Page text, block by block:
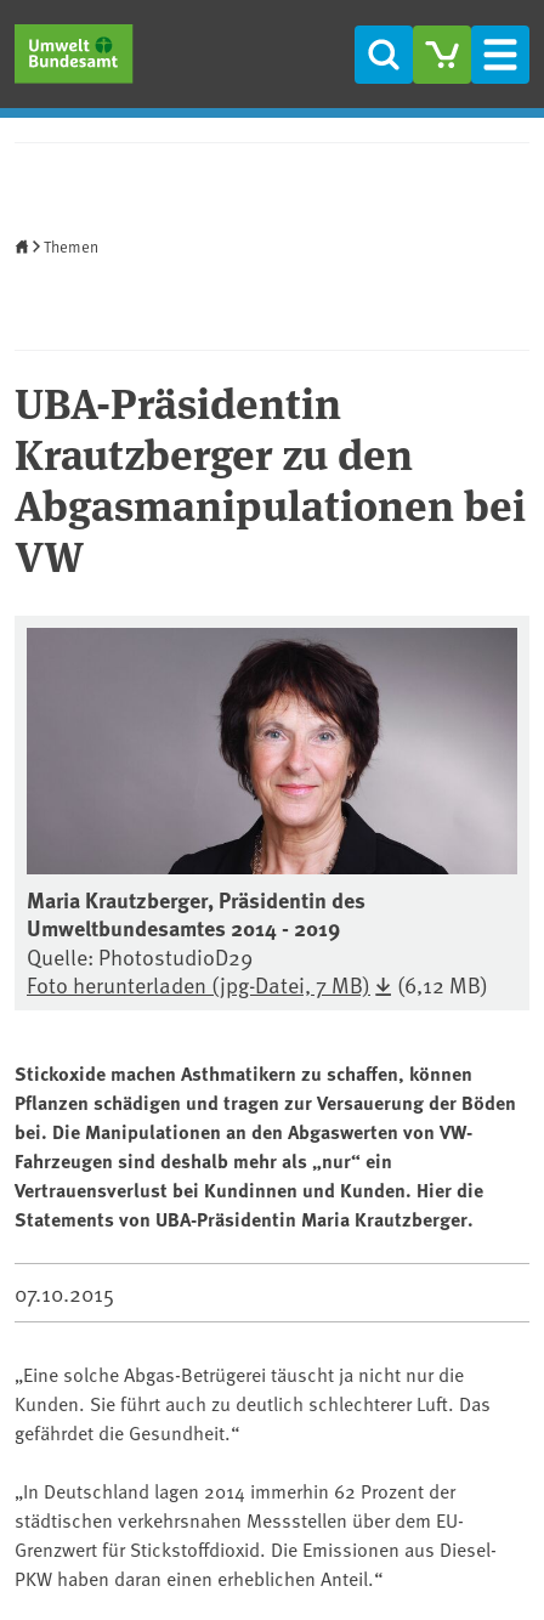
Suche
Themen
UBA-Präsidentin
Krautzberger zu den
Abgasmanipulationen bei
VW
Maria Krautzberger, Präsidentin des
Umweltbundesamtes 2014 - 2019
Quelle: PhotostudioD29
Foto herunterladen (jpg-Datei, 7 MB)
(6,12 MB)
Stickoxide machen Asthmatikern zu schaffen, können
Pflanzen schädigen und tragen zur Versauerung der Böden
bei. Die Manipulationen an den Abgaswerten von VW-
Fahrzeugen sind deshalb mehr als „nur“ ein
Vertrauensverlust bei Kundinnen und Kunden. Hier die
Statements von UBA-Präsidentin Maria Krautzberger.
07.10.2015
„Eine solche Abgas-Betrügerei täuscht ja nicht nur die
Kunden. Sie führt auch zu deutlich schlechterer Luft. Das
gefährdet die Gesundheit.“
„In Deutschland lagen 2014 immerhin 62 Prozent der
städtischen verkehrsnahen Messstellen über dem EU-
Grenzwert für Stickstoffdioxid. Die Emissionen aus Diesel-
PKW haben daran einen erheblichen Anteil.“